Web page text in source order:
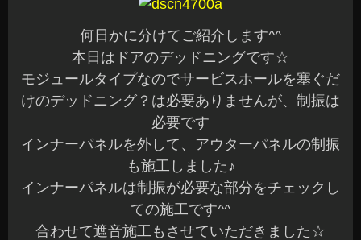
何日かに分けてご紹介します^^
本日はドアのデッドニングです☆
モジュールタイプなのでサービスホールを塞ぐだ
けのデッドニング？は必要ありませんが、制振は
必要です
インナーパネルを外して、アウターパネルの制振
も施工しました♪
インナーパネルは制振が必要な部分をチェックし
ての施工です^^
合わせて遮音施工もさせていただきました☆